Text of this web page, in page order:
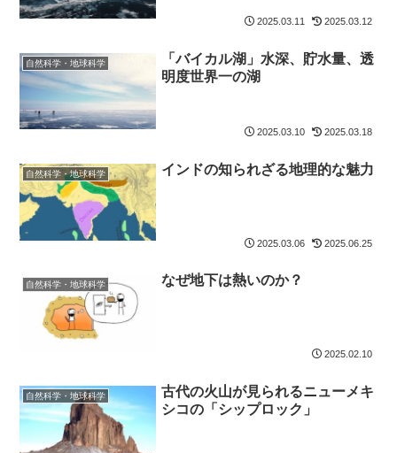
2025.03.11 2025.03.12
自然科学・地球科学
「バイカル湖」水深、貯水量、透
明度世界一の湖
2025.03.10 2025.03.18
自然科学・地球科学 インドの知られざる地理的な魅力
2025.03.06 2025.06.25
自然科学・地球科学 なぜ地下は熱いのか？
2025.02.10
自然科学・地球科学
古代の火山が見られるニューメキ
シコの「シップロック」